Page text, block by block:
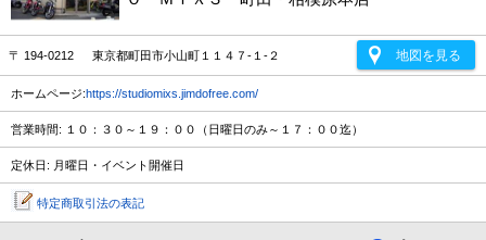
〒 194-0212 東京都町田市小山町１１４７-１-２ 地図を見る
ホームページ:https://studiomixs.jimdofree.com/
営業時間: １０：３０～１９：００（日曜日のみ～１７：００迄）
定休日: 月曜日・イベント開催日
特定商取引法の表記